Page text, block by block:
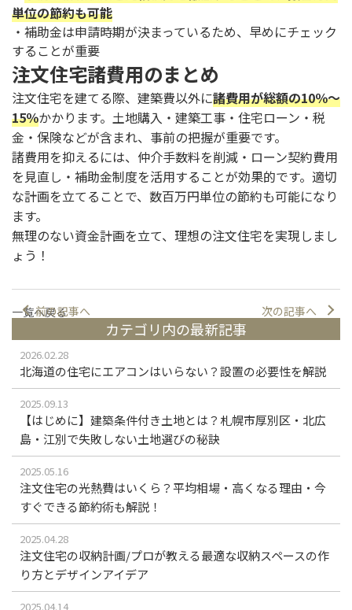
単位の節約も可能
・補助金は申請時期が決まっているため、早めにチェック
することが重要
注文住宅諸費用のまとめ
注文住宅を建てる際、建築費以外に諸費用が総額の10％～
15％かかります。土地購入・建築工事・住宅ローン・税
金・保険などが含まれ、事前の把握が重要です。
諸費用を抑えるには、仲介手数料を削減・ローン契約費用
を見直し・補助金制度を活用することが効果的です。適切
な計画を立てることで、数百万円単位の節約も可能になり
ます。
無理のない資金計画を立て、理想の注文住宅を実現しまし
ょう！
前の記事へ 次の記事へ
一覧へ戻る
カテゴリ内の最新記事
2026.02.28
北海道の住宅にエアコンはいらない？設置の必要性を解説
2025.09.13
【はじめに】建築条件付き土地とは？札幌市厚別区・北広
島・江別で失敗しない土地選びの秘訣
2025.05.16
注文住宅の光熱費はいくら？平均相場・高くなる理由・今
すぐできる節約術も解説！
2025.04.28
注文住宅の収納計画/プロが教える最適な収納スペースの作
り方とデザインアイデア
2025.04.14